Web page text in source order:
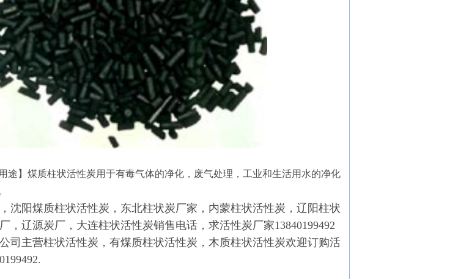
途】煤质柱状活性炭用于有毒气体的净化，废气处理，工业和生活用水的净化
沈阳煤质柱状活性炭，东北柱状炭厂家，内蒙柱状活性炭，辽阳柱状
，辽源炭厂，大连柱状活性炭销售电话，求活性炭厂家13840199492
司主营柱状活性炭，有煤质柱状活性炭，木质柱状活性炭欢迎订购活